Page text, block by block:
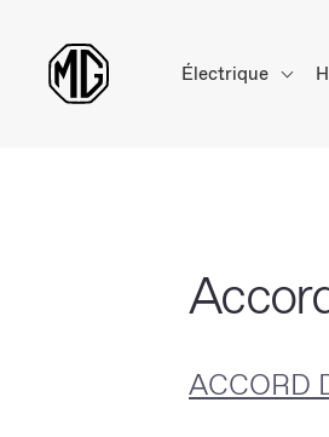
Électrique
ACCORD